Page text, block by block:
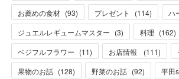
お薦めの食材 (93) プレゼント (114) ハ
ジュエルレギュームマスター (3) 料理 (162)
ベジフルフラワー (11) お店情報 (111)
果物のお話 (128) 野菜のお話 (92) 平田